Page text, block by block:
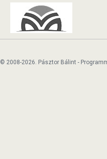
© 2008-2026. Pásztor Bálint -